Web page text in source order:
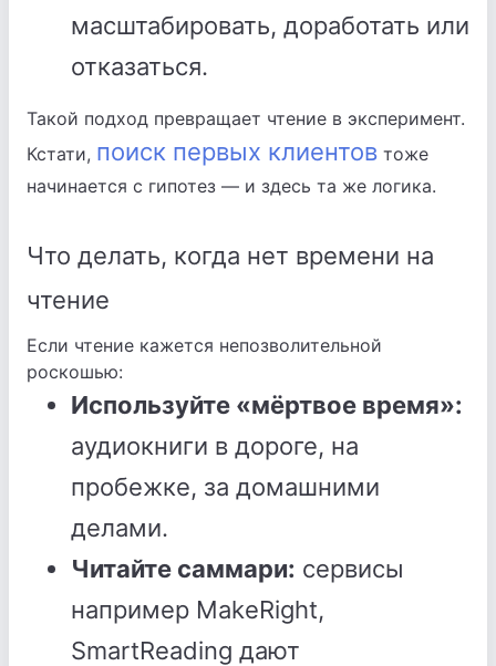
масштабировать, доработать или
отказаться.
Такой подход превращает чтение в эксперимент.
Кстати, поиск первых клиентов тоже
начинается с гипотез — и здесь та же логика.
Что делать, когда нет времени на
чтение
Если чтение кажется непозволительной
роскошью:
Используйте «мёртвое время»:
аудиокниги в дороге, на
пробежке, за домашними
делами.
Читайте саммари: сервисы
например MakeRight,
SmartReading дают